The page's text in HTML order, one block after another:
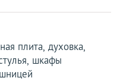
плита, духовка,
шкафы